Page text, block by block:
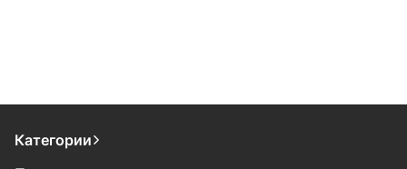
Категории